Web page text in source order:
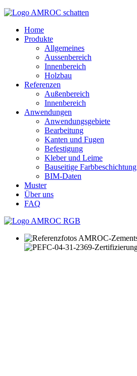
Home
Produkte
Allgemeines
Aussenbereich
Innenbereich
Holzbau
Referenzen
Außenbereich
Innenbereich
Anwendungen
Anwendungsgebiete
Bearbeitung
Kanten und Fugen
Befestigung
Kleber und Leime
Bauseitige Farbbeschichtung
BIM-Daten
Muster
Über uns
FAQ